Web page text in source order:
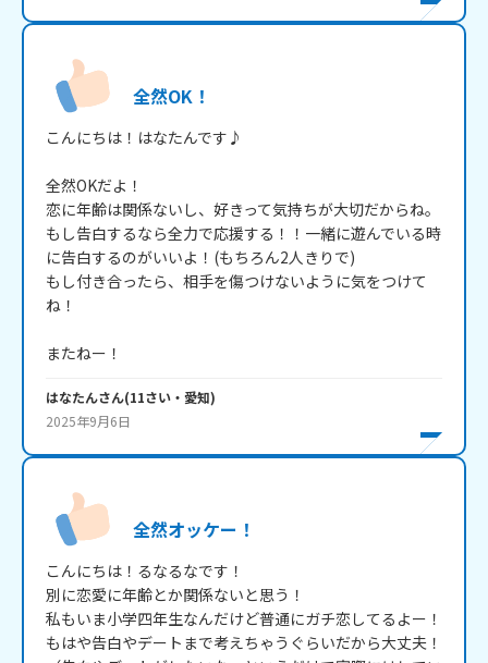
全然OK！
こんにちは！はなたんです♪
全然OKだよ！
恋に年齢は関係ないし、好きって気持ちが大切だからね。
もし告白するなら全力で応援する！！一緒に遊んでいる時
に告白するのがいいよ！(もちろん2人きりで)
もし付き合ったら、相手を傷つけないように気をつけて
ね！
またねー！
はなたんさん(11さい・ 愛知)
2025年9月6日
全然オッケー！
こんにちは！るなるなです！
別に恋愛に年齢とか関係ないと思う！
私もいま小学四年生なんだけど普通にガチ恋してるよー！
もはや告白やデートまで考えちゃうぐらいだから大丈夫！